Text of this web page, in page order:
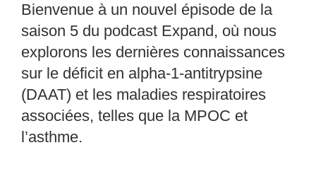
Bienvenue à un nouvel épisode de la
saison 5 du podcast Expand, où nous
explorons les dernières connaissances
sur le déficit en alpha-1-antitrypsine
(DAAT) et les maladies respiratoires
associées, telles que la MPOC et
l’asthme.